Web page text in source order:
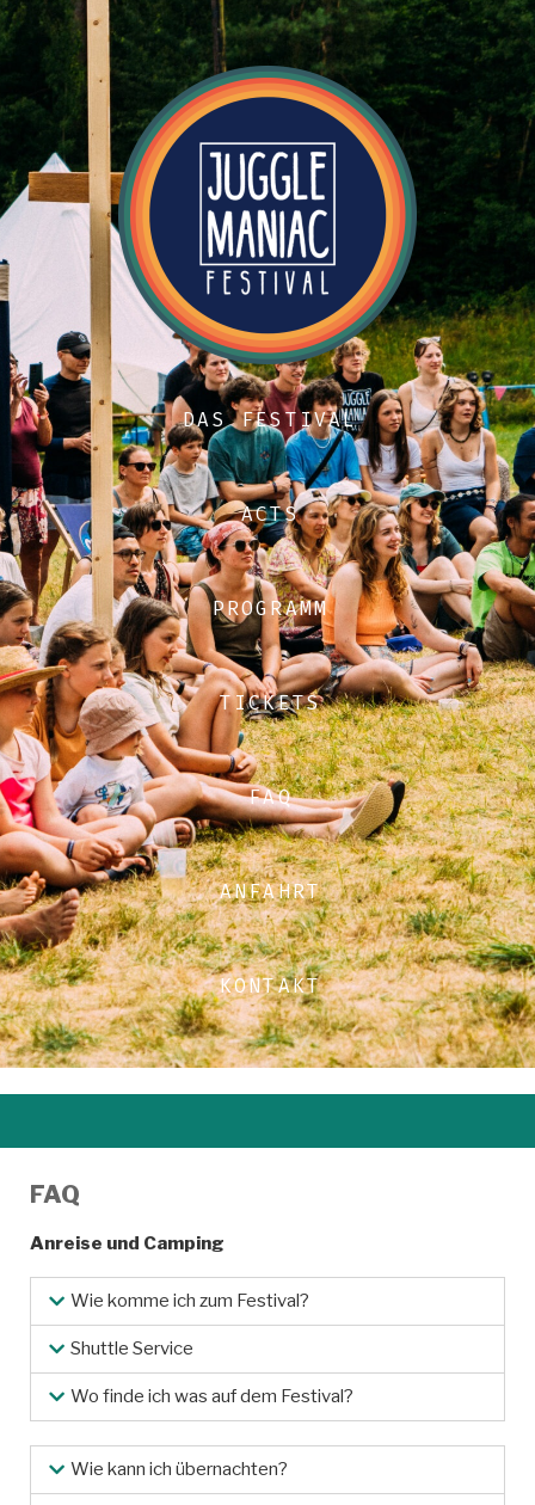
DAS FESTIVAL
ACTS
PROGRAMM
TICKETS
FAQ
ANFAHRT
KONTAKT
FAQ
Anreise und Camping
Wie komme ich zum Festival?
Shuttle Service
Wo finde ich was auf dem Festival?
Wie kann ich übernachten?